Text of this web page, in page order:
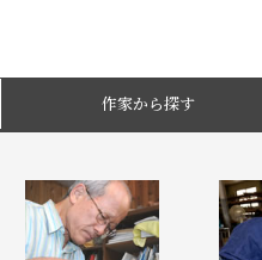
作家から探す